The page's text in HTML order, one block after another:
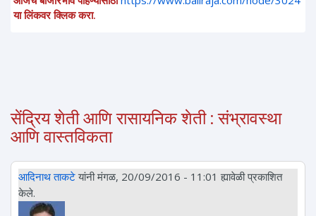
या लिंकवर क्लिक करा.
सेंद्रिय शेती आणि रासायनिक शेती : संभ्रावस्था
आणि वास्तविकता
आदिनाथ ताकटेयांनी मंगळ, 20/09/2016 - 11:01 ह्यावेळी प्रकाशित
केले.